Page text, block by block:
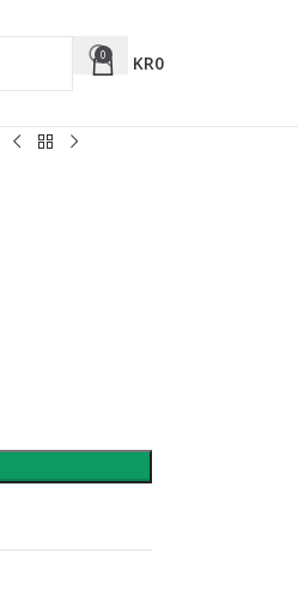
0 KR0